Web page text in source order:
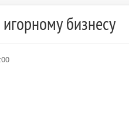
бизнесу